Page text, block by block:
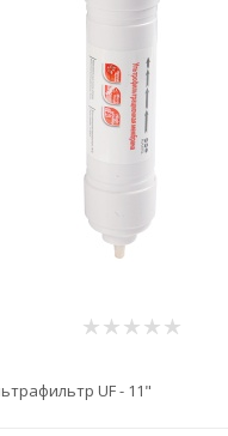
UF - 11"